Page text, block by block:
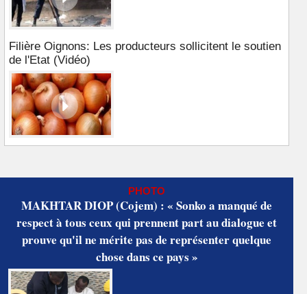
Filière Oignons: Les producteurs sollicitent le soutien
de l'Etat (Vidéo)
PHOTO
MAKHTAR DIOP (Cojem) : « Sonko a manqué de
respect à tous ceux qui prennent part au dialogue et
prouve qu'il ne mérite pas de représenter quelque
chose dans ce pays »